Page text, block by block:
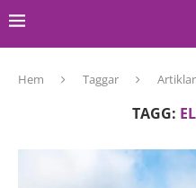
Hem Taggar
TAGG: